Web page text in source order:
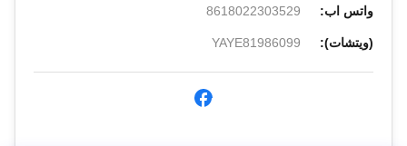
واتس اب: 8618022303529
(ويتشات): YAYE81986099